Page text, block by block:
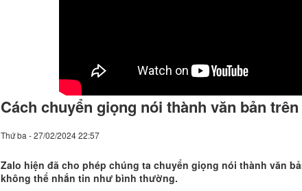
Cách chuyển giọng nói thành văn bản
Thứ ba - 27/02/2024 22:57
Zalo hiện đã cho phép chúng ta chuyển giọng nói thành văn
không thể nhắn tin như bình thường.